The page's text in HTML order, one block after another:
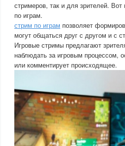
стримеров, так и для зрителей.
по играм.
стрим по играм позволяет
могут общаться друг с другом и с
Игровые стримы предлагают
наблюдать за игровым процессом,
или комментирует происходящее.